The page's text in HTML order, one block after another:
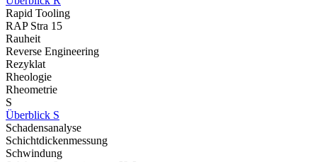
Rapid Tooling
RAP Stra 15
Rauheit
Reverse Engineering
Rezyklat
Rheologie
Rheometrie
S
Überblick S
Schadensanalyse
Schichtdickenmessung
Schwindung